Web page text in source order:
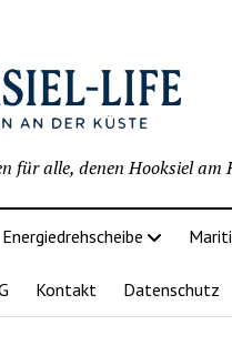
für alle, denen Hooksiel am
Energiedrehscheibe
Kontakt Datenschutz